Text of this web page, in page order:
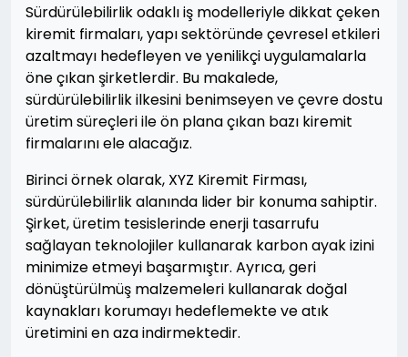
Sürdürülebilirlik odaklı iş modelleriyle dikkat çeken
kiremit firmaları, yapı sektöründe çevresel etkileri
azaltmayı hedefleyen ve yenilikçi uygulamalarla
öne çıkan şirketlerdir. Bu makalede,
sürdürülebilirlik ilkesini benimseyen ve çevre dostu
üretim süreçleri ile ön plana çıkan bazı kiremit
firmalarını ele alacağız.
Birinci örnek olarak, XYZ Kiremit Firması,
sürdürülebilirlik alanında lider bir konuma sahiptir.
Şirket, üretim tesislerinde enerji tasarrufu
sağlayan teknolojiler kullanarak karbon ayak izini
minimize etmeyi başarmıştır. Ayrıca, geri
dönüştürülmüş malzemeleri kullanarak doğal
kaynakları korumayı hedeflemekte ve atık
üretimini en aza indirmektedir.